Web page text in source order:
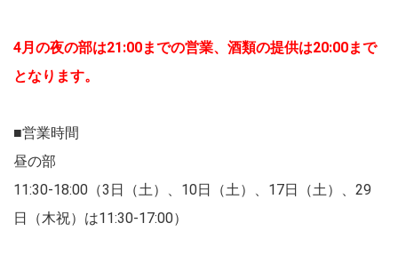
4月の夜の部は21:00までの営業、 酒類の提供は20:00まで
となります。
■営業時間
昼の部
11:30-18:00（3日（土）、10日（土）、17日（土）、29
日（木祝）は11:30-17:00）